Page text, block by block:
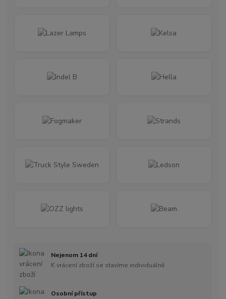
Nejenom 14 dní
K vrácení zboží se stavíme individuálně
Osobní přístup